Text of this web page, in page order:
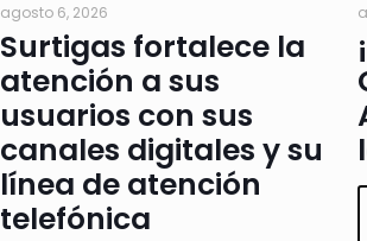
agosto 6, 2026
Surtigas fortalece la
atención a sus
usuarios con sus
canales digitales y su
línea de atención
telefónica